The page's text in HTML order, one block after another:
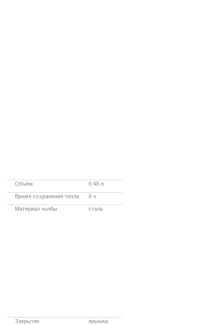
Объём 0.48 л
Время сохранения тепла 6 ч
Материал колбы сталь
Закрытие крышка